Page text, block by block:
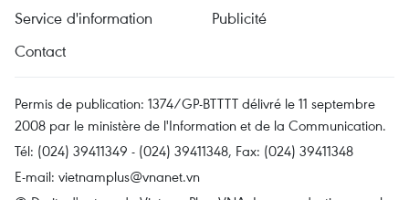
Service d'information
Publicité
Contact
Permis de publication: 1374/GP-BTTTT délivré le 11 septembre
2008 par le ministère de l'Information et de la Communication.
Tél: (024) 39411349 - (024) 39411348, Fax: (024) 39411348
E-mail: vietnamplus@vnanet.vn